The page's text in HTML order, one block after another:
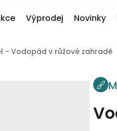
Výprodej Novinky
- Vodopád v růžové zahradě